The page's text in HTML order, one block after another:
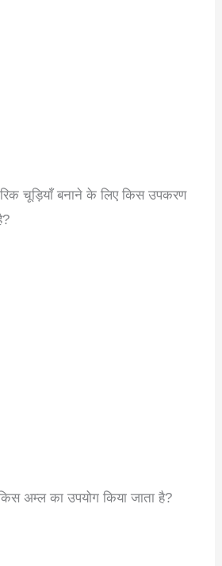
चूड़ियाँ बनाने के लिए किस उपकरण
अम्ल का उपयोग किया जाता है?